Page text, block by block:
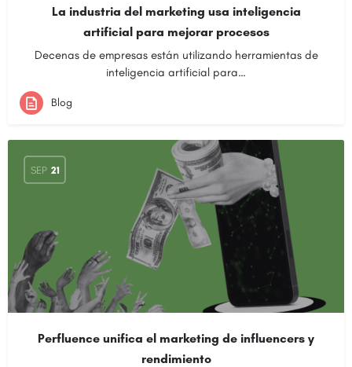
La industria del marketing usa inteligencia
artificial para mejorar procesos
Decenas de empresas están utilizando herramientas de
inteligencia artificial para…
Blog
SEP 21
Perfluence unifica el marketing de influencers y
rendimiento